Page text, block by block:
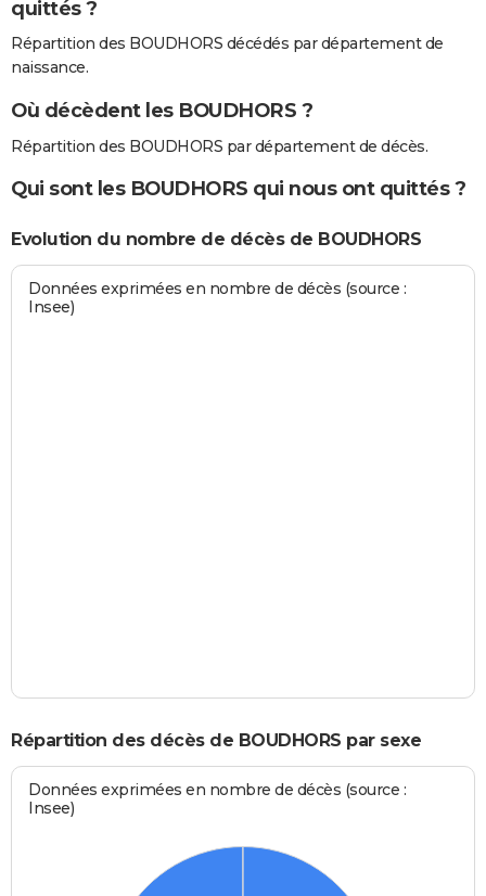
quittés ?
Répartition des BOUDHORS décédés par département de
naissance.
Où décèdent les BOUDHORS ?
Répartition des BOUDHORS par département de décès.
Qui sont les BOUDHORS qui nous ont quittés ?
Evolution du nombre de décès de BOUDHORS
Données exprimées en nombre de décès (source :
Insee)
Répartition des décès de BOUDHORS par sexe
Données exprimées en nombre de décès (source :
Insee)